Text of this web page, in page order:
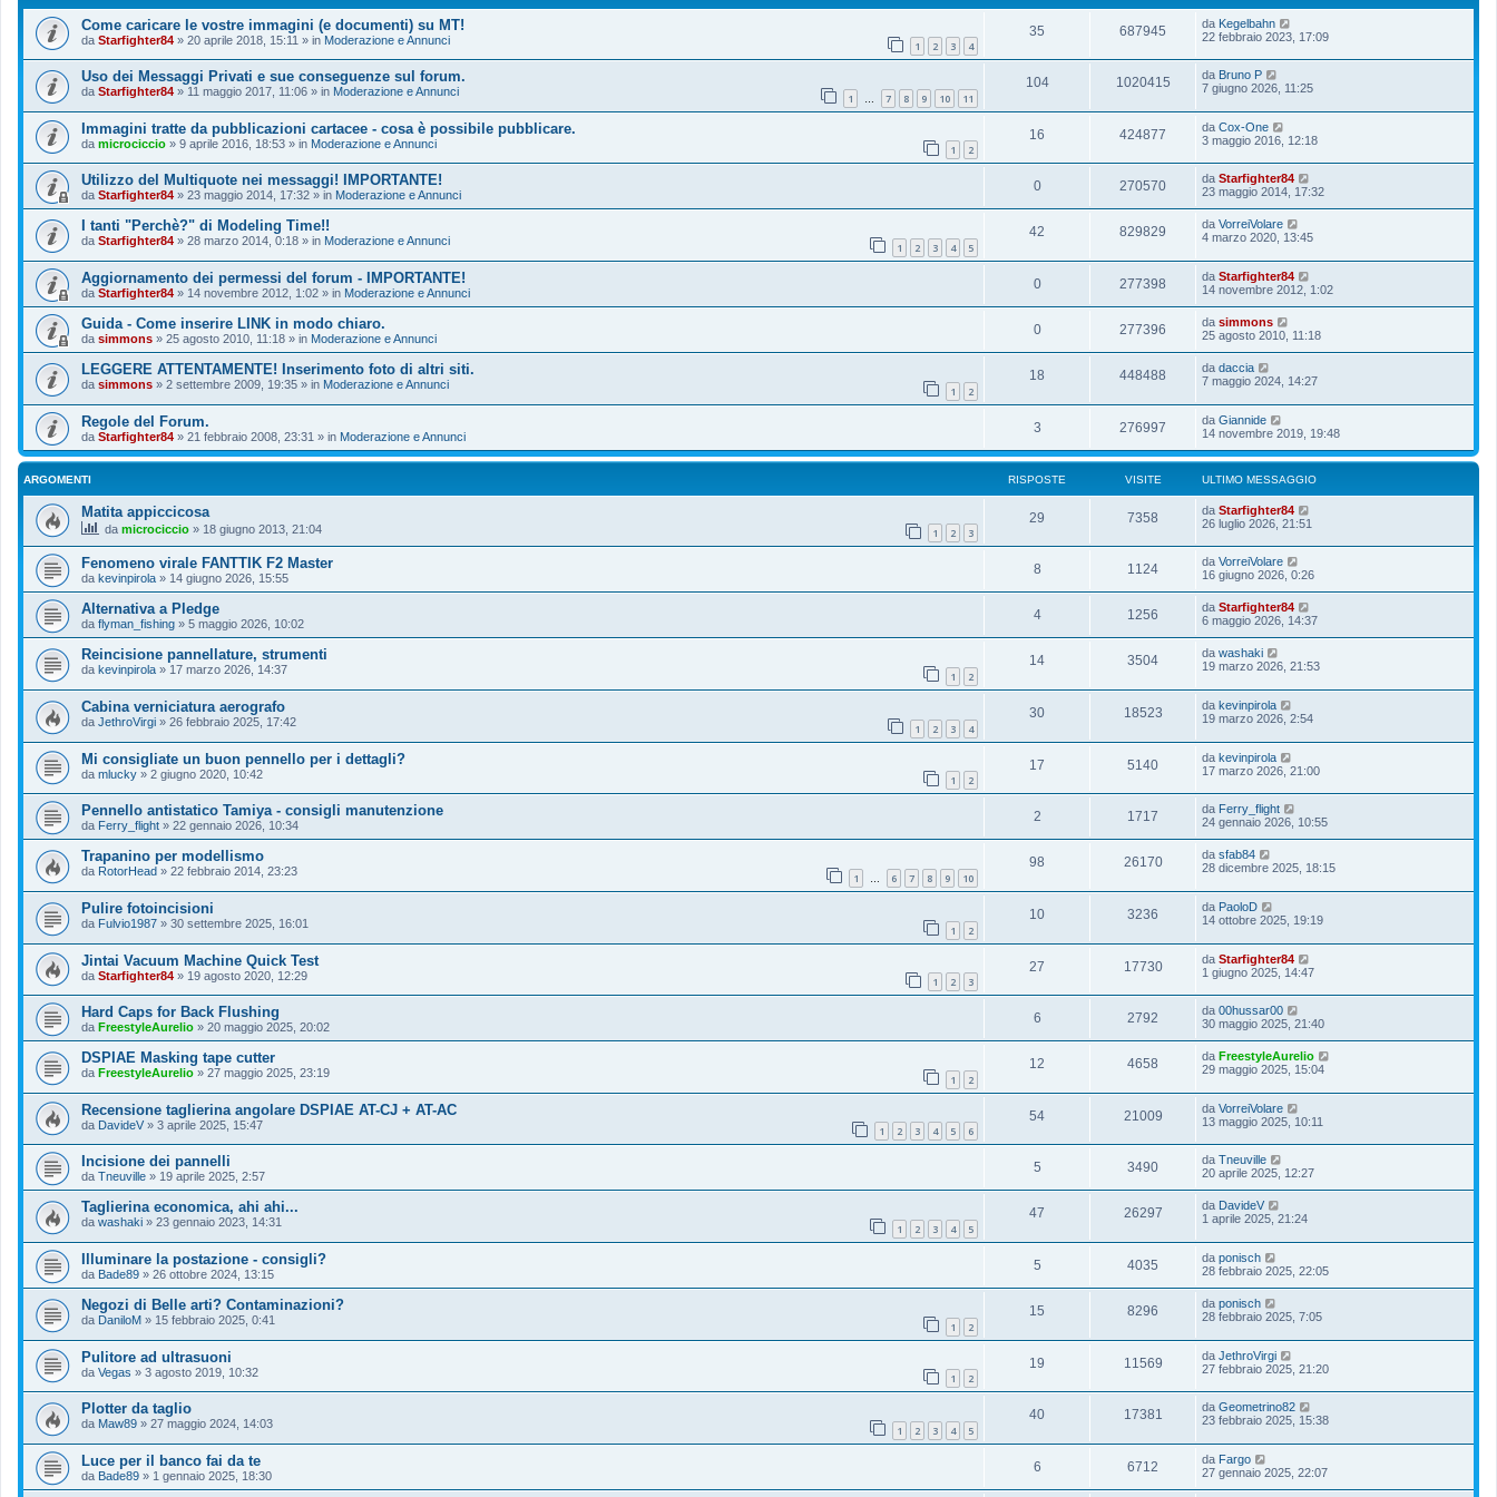
Come caricare le vostre immagini (e documenti) su MT!
da Starfighter84 » 20 aprile 2018, 15:11 » in Moderazione e Annunci 1 2 3 4
35 687945 da Kegelbahn
22 febbraio 2023, 17:09
Uso dei Messaggi Privati e sue conseguenze sul forum.
da Starfighter84 » 11 maggio 2017, 11:06 » in Moderazione e Annunci 1 … 7 8 9 10 11
104 1020415 da Bruno P
7 giugno 2026, 11:25
Immagini tratte da pubblicazioni cartacee - cosa è possibile pubblicare.
da microciccio » 9 aprile 2016, 18:53 » in Moderazione e Annunci 1 2
16 424877 da Cox-One
3 maggio 2016, 12:18
Utilizzo del Multiquote nei messaggi! IMPORTANTE!
da Starfighter84 » 23 maggio 2014, 17:32 » in Moderazione e Annunci
0 270570 da Starfighter84
23 maggio 2014, 17:32
I tanti "Perchè?" di Modeling Time!!
da Starfighter84 » 28 marzo 2014, 0:18 » in Moderazione e Annunci 1 2 3 4 5
42 829829 da VorreiVolare
4 marzo 2020, 13:45
Aggiornamento dei permessi del forum - IMPORTANTE!
da Starfighter84 » 14 novembre 2012, 1:02 » in Moderazione e Annunci
0 277398 da Starfighter84
14 novembre 2012, 1:02
Guida - Come inserire LINK in modo chiaro.
da simmons » 25 agosto 2010, 11:18 » in Moderazione e Annunci
0 277396 da simmons
25 agosto 2010, 11:18
LEGGERE ATTENTAMENTE! Inserimento foto di altri siti.
da simmons » 2 settembre 2009, 19:35 » in Moderazione e Annunci 1 2
18 448488 da daccia
7 maggio 2024, 14:27
Regole del Forum.
da Starfighter84 » 21 febbraio 2008, 23:31 » in Moderazione e Annunci
3 276997 da Giannide
14 novembre 2019, 19:48
ARGOMENTI RISPOSTE VISITE ULTIMO MESSAGGIO
Matita appiccicosa
da microciccio » 18 giugno 2013, 21:04 1 2 3
29 7358 da Starfighter84
26 luglio 2026, 21:51
Fenomeno virale FANTTIK F2 Master
da kevinpirola » 14 giugno 2026, 15:55
8 1124 da VorreiVolare
16 giugno 2026, 0:26
Alternativa a Pledge
da flyman_fishing » 5 maggio 2026, 10:02
4 1256 da Starfighter84
6 maggio 2026, 14:37
Reincisione pannellature, strumenti
da kevinpirola » 17 marzo 2026, 14:37 1 2
14 3504 da washaki
19 marzo 2026, 21:53
Cabina verniciatura aerografo
da JethroVirgi » 26 febbraio 2025, 17:42 1 2 3 4
30 18523 da kevinpirola
19 marzo 2026, 2:54
Mi consigliate un buon pennello per i dettagli?
da mlucky » 2 giugno 2020, 10:42 1 2
17 5140 da kevinpirola
17 marzo 2026, 21:00
Pennello antistatico Tamiya - consigli manutenzione
da Ferry_flight » 22 gennaio 2026, 10:34
2 1717 da Ferry_flight
24 gennaio 2026, 10:55
Trapanino per modellismo
da RotorHead » 22 febbraio 2014, 23:23 1 … 6 7 8 9 10
98 26170 da sfab84
28 dicembre 2025, 18:15
Pulire fotoincisioni
da Fulvio1987 » 30 settembre 2025, 16:01 1 2
10 3236 da PaoloD
14 ottobre 2025, 19:19
Jintai Vacuum Machine Quick Test
da Starfighter84 » 19 agosto 2020, 12:29 1 2 3
27 17730 da Starfighter84
1 giugno 2025, 14:47
Hard Caps for Back Flushing
da FreestyleAurelio » 20 maggio 2025, 20:02
6 2792 da 00hussar00
30 maggio 2025, 21:40
DSPIAE Masking tape cutter
da FreestyleAurelio » 27 maggio 2025, 23:19 1 2
12 4658 da FreestyleAurelio
29 maggio 2025, 15:04
Recensione taglierina angolare DSPIAE AT-CJ + AT-AC
da DavideV » 3 aprile 2025, 15:47 1 2 3 4 5 6
54 21009 da VorreiVolare
13 maggio 2025, 10:11
Incisione dei pannelli
da Tneuville » 19 aprile 2025, 2:57
5 3490 da Tneuville
20 aprile 2025, 12:27
Taglierina economica, ahi ahi...
da washaki » 23 gennaio 2023, 14:31 1 2 3 4 5
47 26297 da DavideV
1 aprile 2025, 21:24
Illuminare la postazione - consigli?
da Bade89 » 26 ottobre 2024, 13:15
5 4035 da ponisch
28 febbraio 2025, 22:05
Negozi di Belle arti? Contaminazioni?
da DaniloM » 15 febbraio 2025, 0:41 1 2
15 8296 da ponisch
28 febbraio 2025, 7:05
Pulitore ad ultrasuoni
da Vegas » 3 agosto 2019, 10:32 1 2
19 11569 da JethroVirgi
27 febbraio 2025, 21:20
Plotter da taglio
da Maw89 » 27 maggio 2024, 14:03 1 2 3 4 5
40 17381 da Geometrino82
23 febbraio 2025, 15:38
Luce per il banco fai da te
da Bade89 » 1 gennaio 2025, 18:30
6 6712 da Fargo
27 gennaio 2025, 22:07